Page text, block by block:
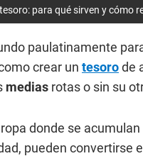
para qué sirven y cómo
paulatinamente
crear un tesorode
medias rotas o sin su
donde se acumulan
pueden convertirse